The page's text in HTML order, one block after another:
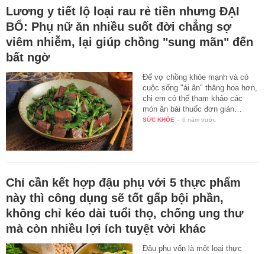
Lương y tiết lộ loại rau rẻ tiền nhưng ĐẠI
BỔ: Phụ nữ ăn nhiều suốt đời chẳng sợ
viêm nhiễm, lại giúp chồng "sung mãn" đến
bất ngờ
Để vợ chồng khỏe mạnh và có
cuộc sống "ái ân" thăng hoa hơn,
chị em có thể tham khảo các
món ăn bài thuốc đơn giản…
SỨC KHỎE - 6 năm trước
Chỉ cần kết hợp đậu phụ với 5 thực phẩm
này thì công dụng sẽ tốt gấp bội phần,
không chỉ kéo dài tuổi thọ, chống ung thư
mà còn nhiều lợi ích tuyệt vời khác
Đậu phụ vốn là một loại thực